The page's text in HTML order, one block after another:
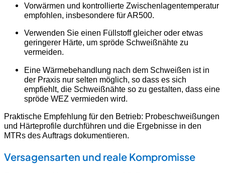
Vorwärmen und kontrollierte Zwischenlagentemperatur
empfohlen, insbesondere für AR500.
Verwenden Sie einen Füllstoff gleicher oder etwas
geringerer Härte, um spröde Schweißnähte zu
vermeiden.
Eine Wärmebehandlung nach dem Schweißen ist in
der Praxis nur selten möglich, so dass es sich
empfiehlt, die Schweißnähte so zu gestalten, dass eine
spröde WEZ vermieden wird.
Praktische Empfehlung für den Betrieb: Probeschweißungen
und Härteprofile durchführen und die Ergebnisse in den
MTRs des Auftrags dokumentieren.
Versagensarten und reale Kompromisse